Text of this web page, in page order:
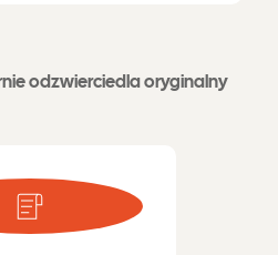
odzwierciedla oryginalny